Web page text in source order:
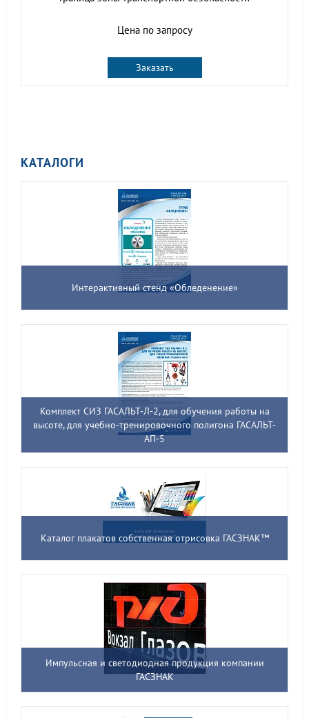
Цена по запросу
Заказать
КАТАЛОГИ
Интерактивный стенд «Обледенение»
Комплект СИЗ ГАСАЛЬТ-Л-2, для обучения работы на
высоте, для учебно-тренировочного полигона ГАСАЛЬТ-
АП-5
Каталог плакатов собственная отрисовка ГАСЗНАК™
Импульсная и светодиодная продукция компании
ГАСЗНАК